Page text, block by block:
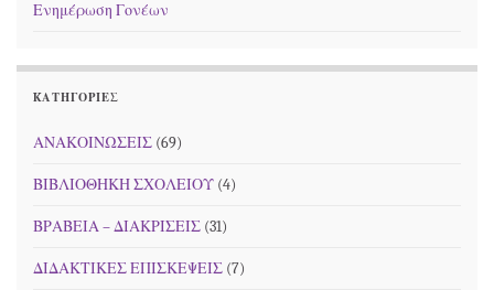
Ενημέρωση Γονέων
KΑΤΗΓΟΡΊΕΣ
ΑΝΑΚΟΙΝΩΣΕΙΣ (69)
ΒΙΒΛΙΟΘΗΚΗ ΣΧΟΛΕΙΟΥ (4)
ΒΡΑΒΕΙΑ – ΔΙΑΚΡΙΣΕΙΣ (31)
ΔΙΔΑΚΤΙΚΕΣ ΕΠΙΣΚΕΨΕΙΣ (7)